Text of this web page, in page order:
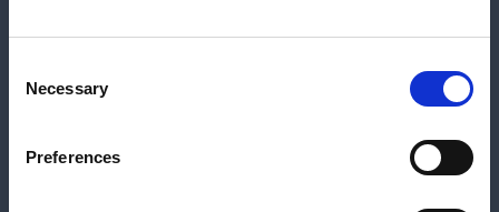
Selection
Necessary
Preferences
VALCO MELTON BRASIL
t:
VALCO MELTON CANADA